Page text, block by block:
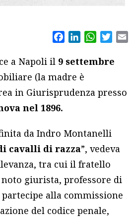
FacebookLinkedIn
a Napoli il 9 settembre
(la madre è
in Giurisprudenza presso
nel 1896.
da Indro Montanelli
cavalli di razza”, vedeva
tra cui il fratello
noto giurista, professore di
partecipe alla commissione
del codice penale,